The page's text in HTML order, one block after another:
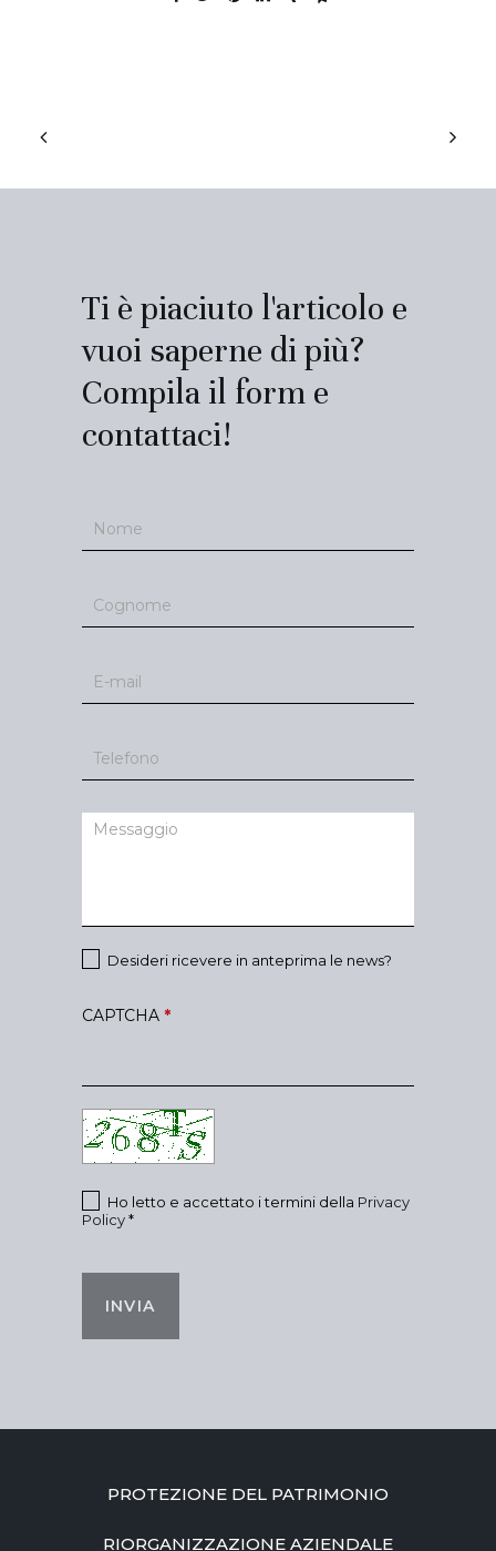
Ti è piaciuto l'articolo e
vuoi saperne di più?
Compila il form e
contattaci!
Desideri ricevere in anteprima le news?
CAPTCHA *
Ho letto e accettato i termini della Privacy
Policy*
INVIA
PROTEZIONE DEL PATRIMONIO
RIORGANIZZAZIONE AZIENDALE